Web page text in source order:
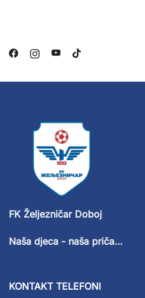
FK Željezničar Doboj
Naša djeca - naša priča…
KONTAKT TELEFONI